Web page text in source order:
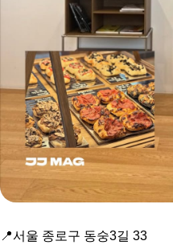
📍서울 종로구 동숭3길 33